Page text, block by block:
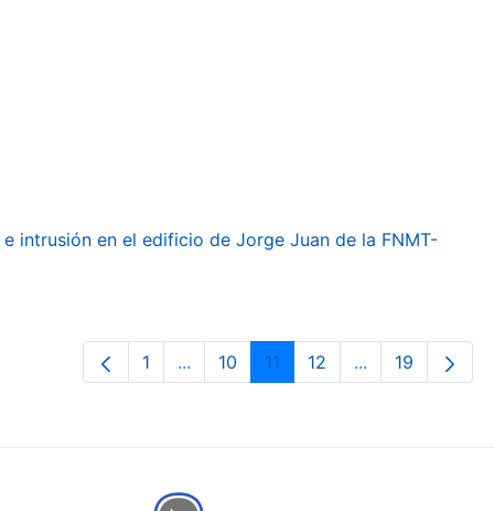
intrusión en el edificio de Jorge Juan de la FNMT-
Orrialdea
1 ...Intermediate Pages Use TAB to
Orrialdea
10 Orrialdea
11 Orrialdea
12 ...Intermediate
Orrialdea
19